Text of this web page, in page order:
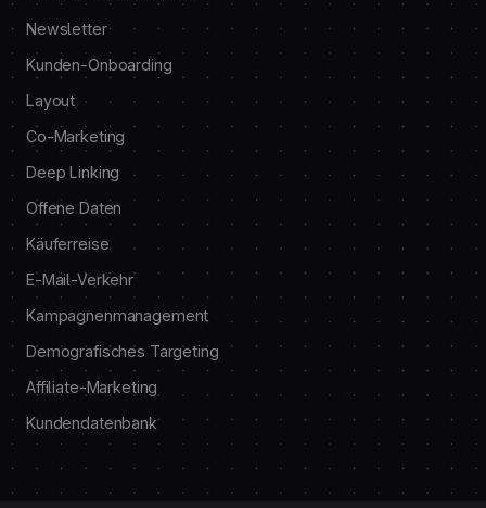
Newsletter
Kunden-Onboarding
Layout
Co-Marketing
Deep Linking
Offene Daten
Käuferreise
E-Mail-Verkehr
Kampagnenmanagement
Demografisches Targeting
Affiliate-Marketing
Kundendatenbank